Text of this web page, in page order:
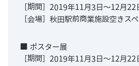
［期間］2019年11月3日～12月22
［会場］秋田駅前商業施設空きス
■ ポスター展
［期間］2019年11月3日～12月22